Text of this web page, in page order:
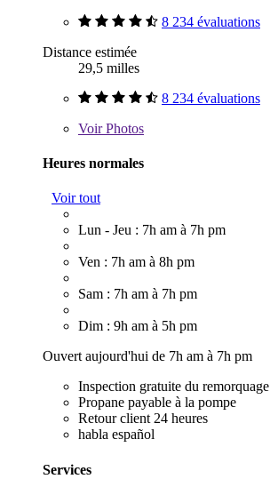
8 234 évaluations
Distance estimée
29,5 milles
8 234 évaluations
VoirPhotos
Heures normales
Voir tout
Lun - Jeu : 7h am à 7h pm
Ven : 7h am à 8h pm
Sam : 7h am à 7h pm
Dim : 9h am à 5h pm
Ouvert aujourd'hui de 7h am à 7h pm
Inspection gratuite du remorquage
Propane payable à la pompe
Retour client 24 heures
habla español
Services